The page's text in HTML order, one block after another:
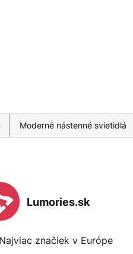
Moderné nástenné svietidlá
Lumories.sk
Najviac značiek v Európe